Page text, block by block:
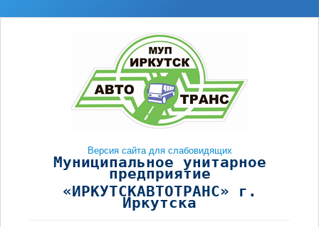
Версия сайта для слабовидящих
Муниципальное унитарное
предприятие
«ИРКУТСКАВТОТРАНС» г.
Иркутска